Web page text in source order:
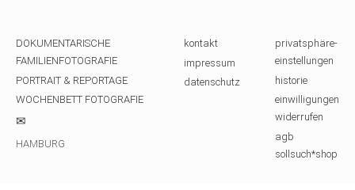
DOKUMENTARISCHE
FAMILIENFOTOGRAFIE
PORTRAIT & REPORTAGE
WOCHENBETT FOTOGRAFIE
✉
HAMBURG
kontakt
impressum
datenschutz
privatsphäre-
einstellungen
historie
einwilligungen
widerrufen
agb
sollsuch*shop